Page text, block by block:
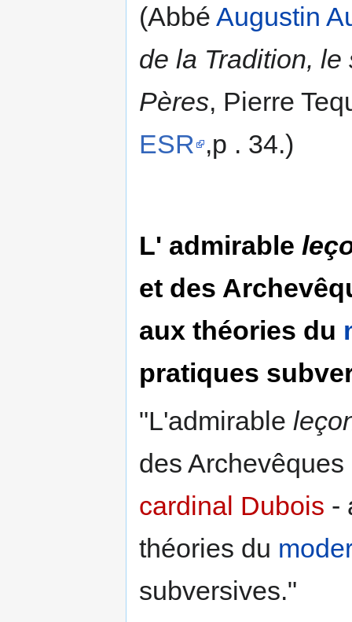
(Abbé Augustin
de la Tradition,
Pères, Pierre
ESR ,p . 34.)
L' admirable
et des
aux théories du
pratiques
"L'admirable
des
cardinal Dubois -
théories du
subversives."